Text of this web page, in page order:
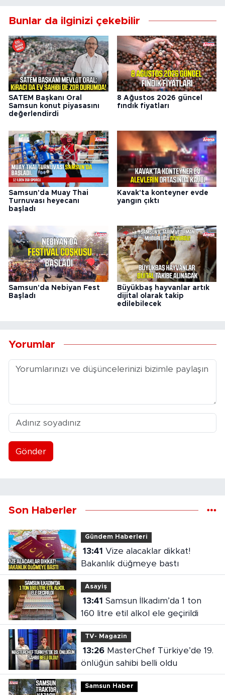
Bunlar da ilginizi çekebilir
SATEM Başkanı Oral
Samsun konut piyasasını
değerlendirdi
8 Ağustos 2026 güncel
fındık fiyatları
Samsun'da Muay Thai
Turnuvası heyecanı
başladı
Kavak'ta konteyner evde
yangın çıktı
Samsun'da Nebiyan Fest
Başladı
Büyükbaş hayvanlar artık
dijital olarak takip
edilebilecek
Yorumlar
Gönder
Son Haberler
Gündem Haberleri
13:41
Bakanlık düğmeye bastı
Asayiş
13:41
160 litre etil alkol ele geçirildi
TV- Magazin
13:26MasterChef Türkiye’de 19.
önlüğün sahibi belli oldu
Samsun Haber